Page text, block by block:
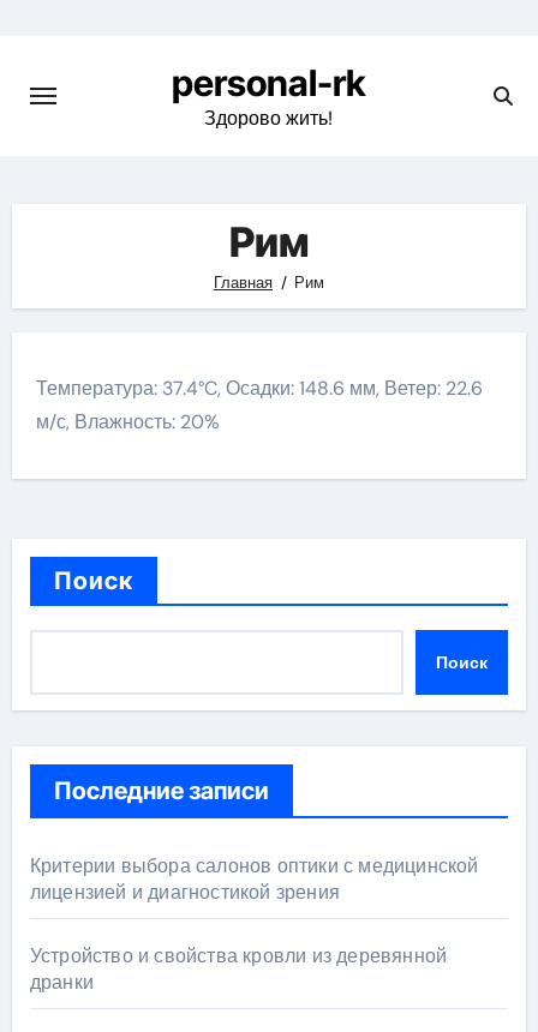
содержимому
personal-rk
Здорово жить!
Рим
Главная Рим
Температура: 37.4°C, Осадки: 148.6 мм, Ветер: 22.6
м/с, Влажность: 20%
Поиск
Поиск
Последние записи
Критерии выбора салонов оптики с медицинской
лицензией и диагностикой зрения
Устройство и свойства кровли из деревянной
дранки